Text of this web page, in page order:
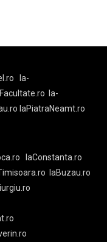
la-
la-
laPiatraNeamt.ro
laConstanta.ro
laBuzau.ro